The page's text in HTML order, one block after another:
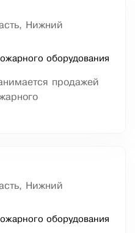
Нижний
оборудования
продажей
Нижний
оборудования